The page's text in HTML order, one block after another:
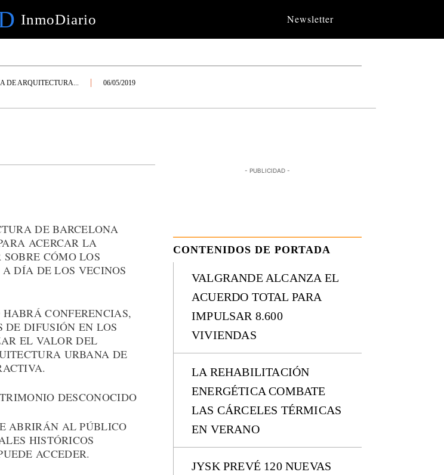
InmoDiario Newsletter
DE ARQUITECTURA... 06/05/2019
DE BARCELONA
ACERCAR LA
CÓMO LOS
DÍA DE LOS VECINOS
CONFERENCIAS,
DE DIFUSIÓN EN LOS
EL VALOR DEL
URBANA DE
DESCONOCIDO
ABRIRÁN AL PÚBLICO
HISTÓRICOS
ACCEDER.
- PUBLICIDAD -
CONTENIDOS DE PORTADA
VALGRANDE ALCANZA EL
ACUERDO TOTAL PARA
IMPULSAR 8.600
VIVIENDAS
LA REHABILITACIÓN
ENERGÉTICA COMBATE
LAS CÁRCELES TÉRMICAS
EN VERANO
JYSK PREVÉ 120 NUEVAS